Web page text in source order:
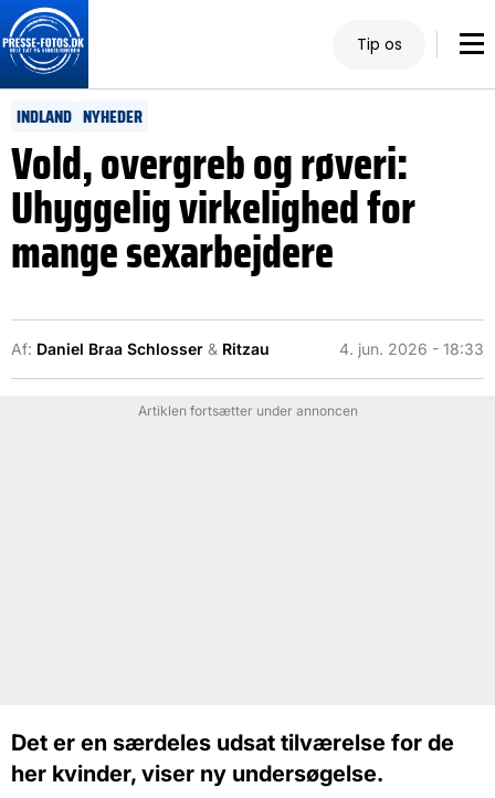
Tip os
INDLAND NYHEDER
Vold, overgreb og røveri:
Uhyggelig virkelighed for
mange sexarbejdere
Af: Daniel Braa Schlosser & Ritzau 4. jun. 2026 - 18:33
Artiklen fortsætter under annoncen
Det er en særdeles udsat tilværelse for de
her kvinder, viser ny undersøgelse.